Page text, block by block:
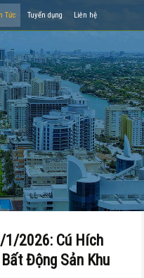
Tức Tuyển dụng Liên hệ
1/2026: Cú Hích
Động Sản Khu